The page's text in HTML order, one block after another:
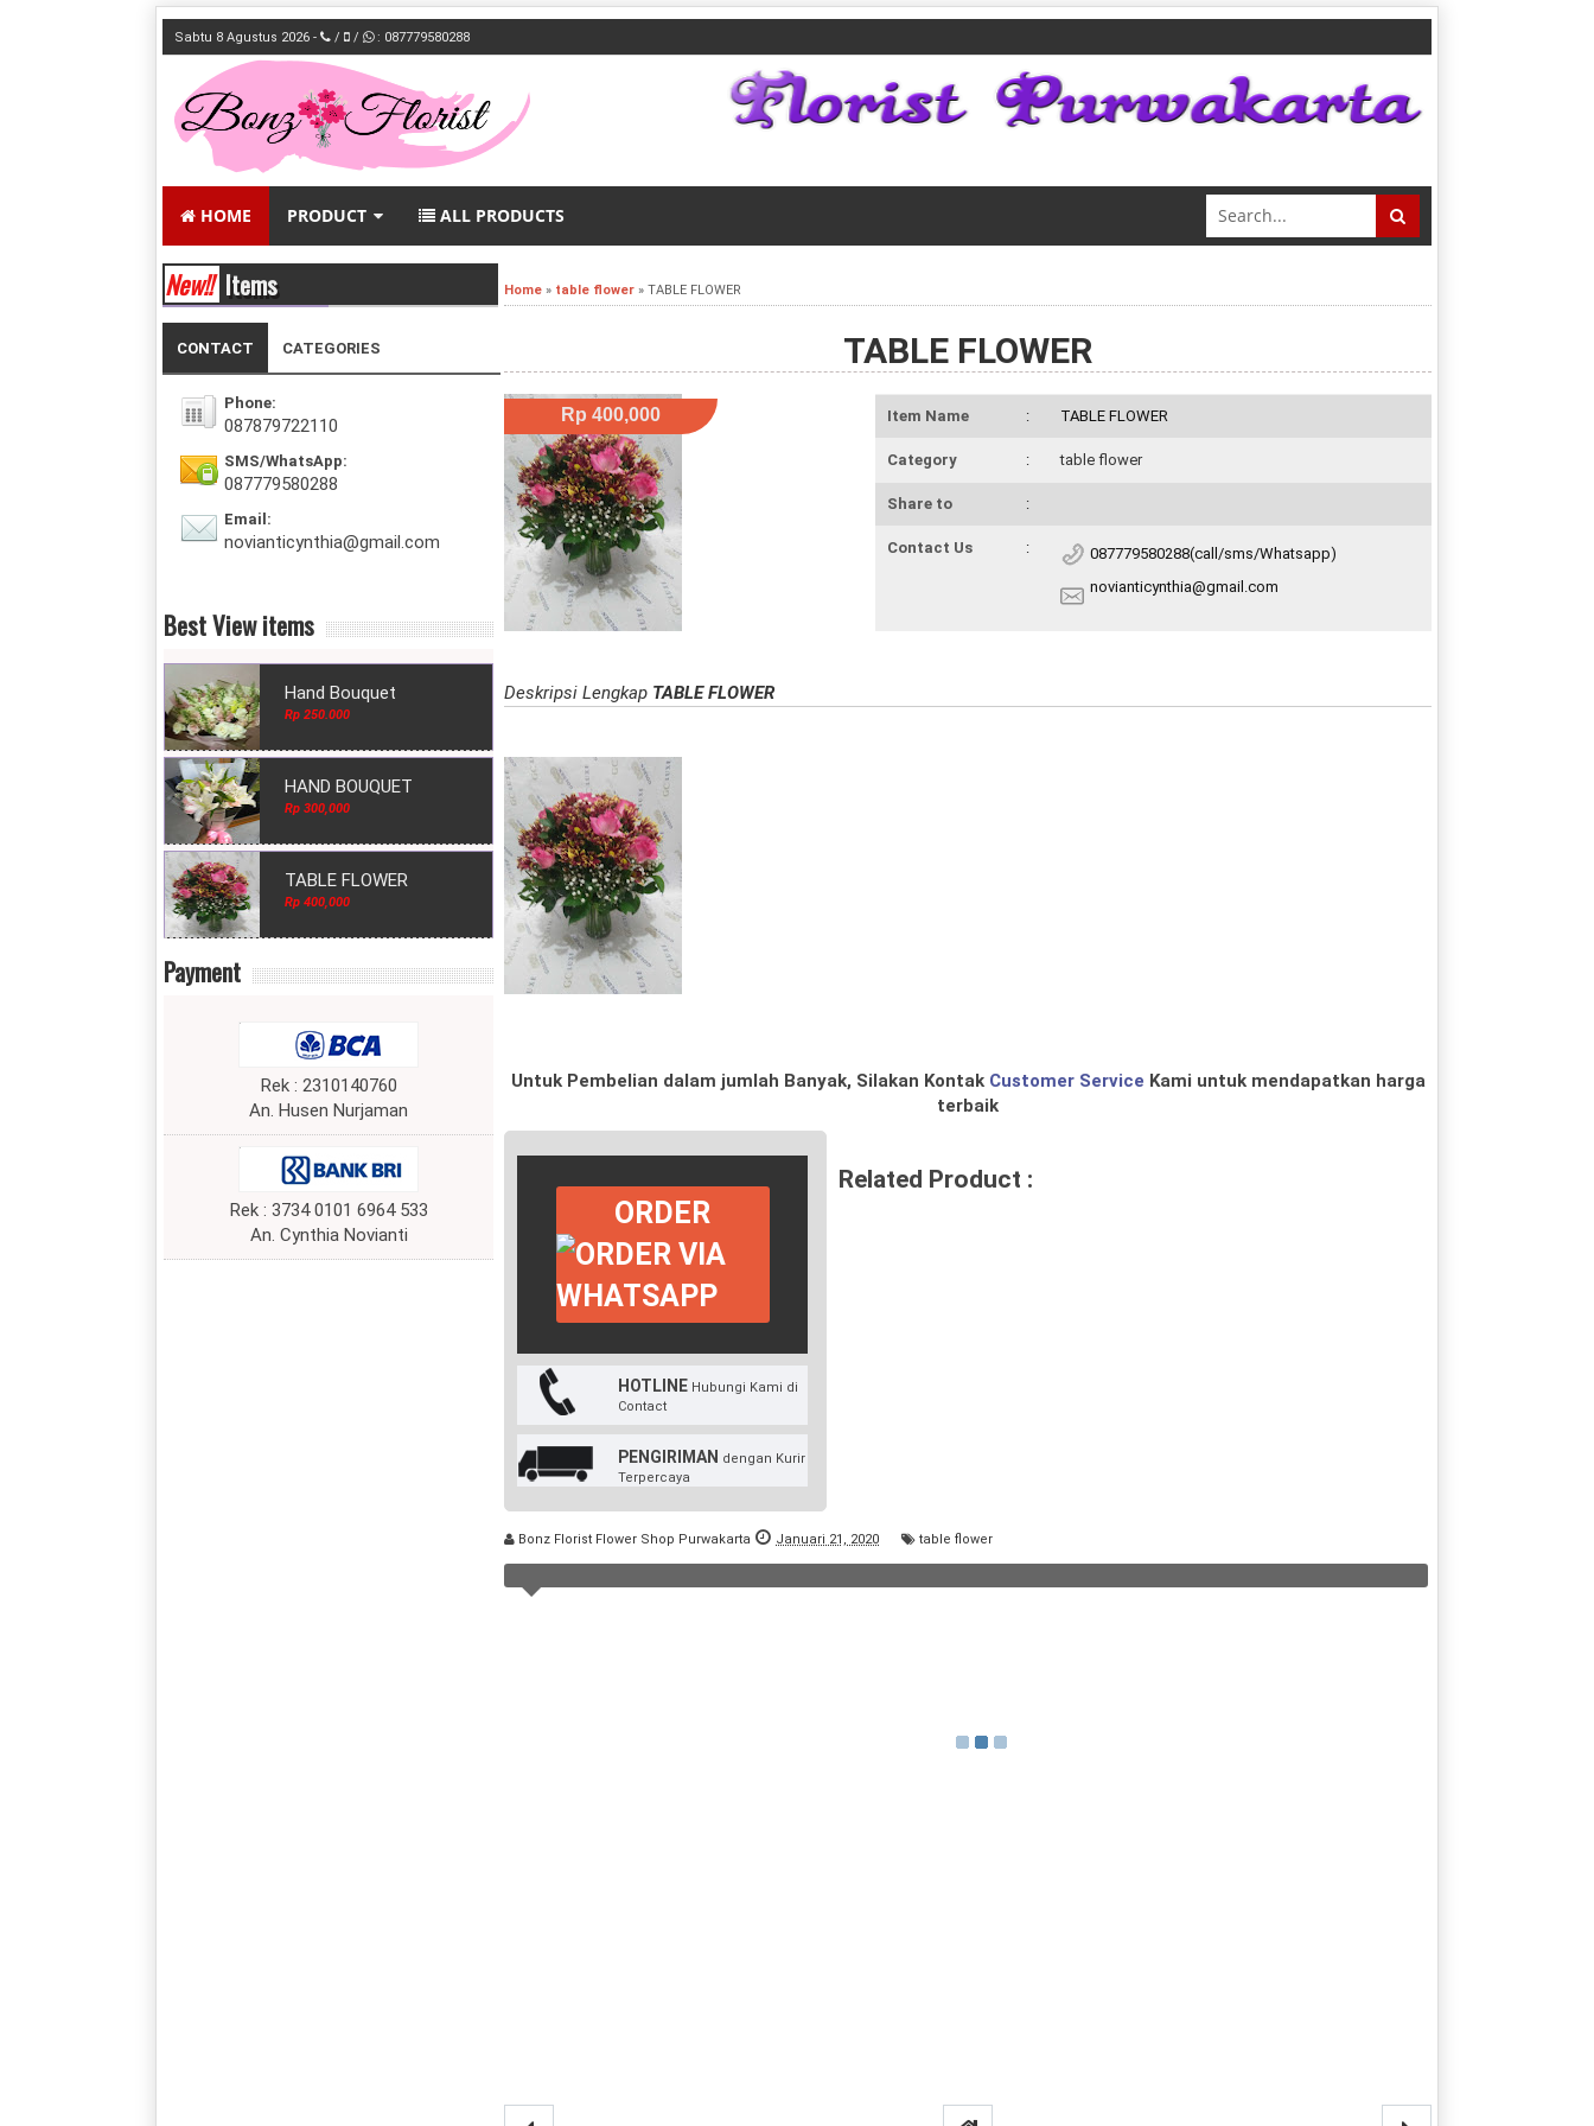
Sabtu 8 Agustus 2026 - / / : 087779580288
HOME PRODUCT ALL PRODUCTS
Home » table flower » TABLE FLOWER
TABLE FLOWER
Item Name : TABLE FLOWER
Category : table flower
Share to :
Contact Us :
087779580288(call/sms/Whatsapp)
novianticynthia@gmail.com
Deskripsi Lengkap TABLE FLOWER
Rp 400,000
Untuk Pembelian dalam jumlah Banyak, Silakan Kontak Customer Service Kami untuk mendapatkan harga
terbaik
ORDER
HOTLINE Hubungi Kami di
Contact
PENGIRIMAN dengan Kurir
Terpercaya
Related Product :
Bonz Florist Flower Shop Purwakarta Januari 21, 2020 table flower
New!! Items
CONTACT CATEGORIES
Phone:
087879722110
SMS/WhatsApp:
087779580288
Email:
novianticynthia@gmail.com
Best View items
Hand Bouquet
Rp 250.000
HAND BOUQUET
Rp 300,000
TABLE FLOWER
Rp 400,000
Payment
Rek : 2310140760
An. Husen Nurjaman
Rek : 3734 0101 6964 533
An. Cynthia Novianti